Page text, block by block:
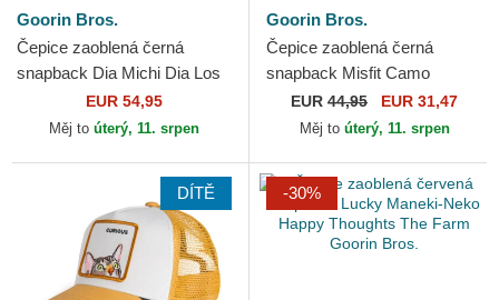
Goorin Bros.
Čepice zaoblená černá
snapback Dia Michi Dia Los
Muertos The Farm Goorin
Bros.
EUR 54,95
Měj to úterý, 11. srpen
Goorin Bros.
Čepice zaoblená černá
snapback Misfit Camo
Desaturated Camo The Farm
Goorin Bros.
EUR 44,95 EUR 31,47
Měj to úterý, 11. srpen
DÍTĚ -30%